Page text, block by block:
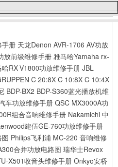
手册 天龙Denon AVR-1706 AV功放
放前级维修手册 雅马哈Yamaha rx-
RX-V1800功放维修手册 JBL
C 20:8X C 10:8X C 10:4X
BDP-BX2 BDP-S360蓝光播放机维
车功放维修手册 QSC MX3000A功
组合音响维修手册 Nakamichi 中
建伍GE-760功放维修手册
Philips飞利浦 MC-220 音响维修
合并功放电路图 瑞华士Revox
X501收音头维修手册 Onkyo安桥